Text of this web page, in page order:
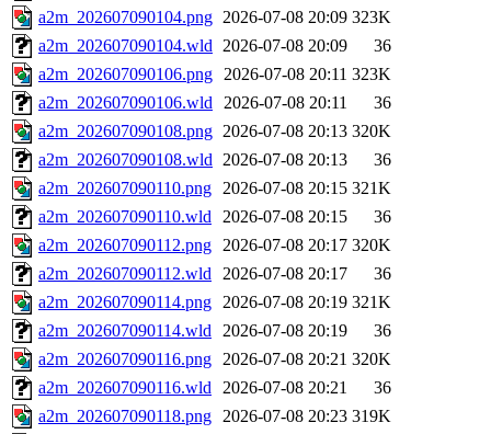
a2m_202607090104.png 2026-07-08 20:09 323K
a2m_202607090104.wld 2026-07-08 20:09
36
a2m_202607090106.png 2026-07-08 20:11 323K
a2m_202607090106.wld 2026-07-08 20:11
36
a2m_202607090108.png 2026-07-08 20:13 320K
a2m_202607090108.wld 2026-07-08 20:13
36
a2m_202607090110.png 2026-07-08 20:15 321K
a2m_202607090110.wld 2026-07-08 20:15
36
a2m_202607090112.png 2026-07-08 20:17 320K
a2m_202607090112.wld 2026-07-08 20:17
36
a2m_202607090114.png 2026-07-08 20:19 321K
a2m_202607090114.wld 2026-07-08 20:19
36
a2m_202607090116.png 2026-07-08 20:21 320K
a2m_202607090116.wld 2026-07-08 20:21
36
a2m_202607090118.png 2026-07-08 20:23 319K